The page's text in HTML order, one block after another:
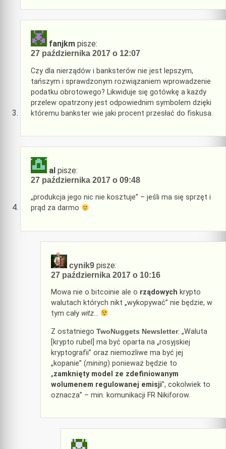
fanjkm pisze:
27 października 2017 o 12:07
Czy dla nierządów i banksterów nie jest lepszym,
tańszym i sprawdzonym rozwiązaniem wprowadzenie
podatku obrotowego? Likwiduje się gotówkę a każdy
przelew opatrzony jest odpowiednim symbolem dzięki
któremu bankster wie jaki procent przesłać do fiskusa.
al pisze:
27 października 2017 o 09:48
„produkcja jego nic nie kosztuje” – jeśli ma się sprzęt i
prąd za darmo
cynik9 pisze:
27 października 2017 o 10:16
Mowa nie o bitcoinie ale o rządowych krypto
walutach których nikt „wykopywać” nie będzie, w
tym cały witz…
Z ostatniego TwoNuggets Newsletter: „Waluta
[krypto rubel] ma być oparta na „rosyjskiej
kryptografii” oraz niemożliwe ma być jej
„kopanie” (mining) ponieważ będzie to
„zamknięty model ze zdefiniowanym
wolumenem regulowanej emisji”, cokolwiek to
oznacza” – min. komunikacji FR Nikiforow.